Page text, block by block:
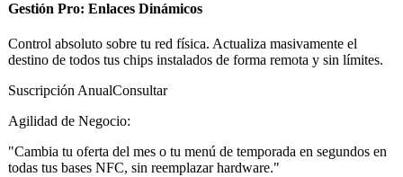
Gestión Pro: Enlaces Dinámicos
Control absoluto sobre tu red física. Actualiza masivamente el
destino de todos tus chips instalados de forma remota y sin límites.
Suscripción AnualConsultar
Agilidad de Negocio:
"Cambia tu oferta del mes o tu menú de temporada en segundos en
todas tus bases NFC, sin reemplazar hardware."